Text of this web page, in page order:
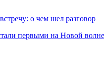
о чем шел разговор
первыми на Новой волне